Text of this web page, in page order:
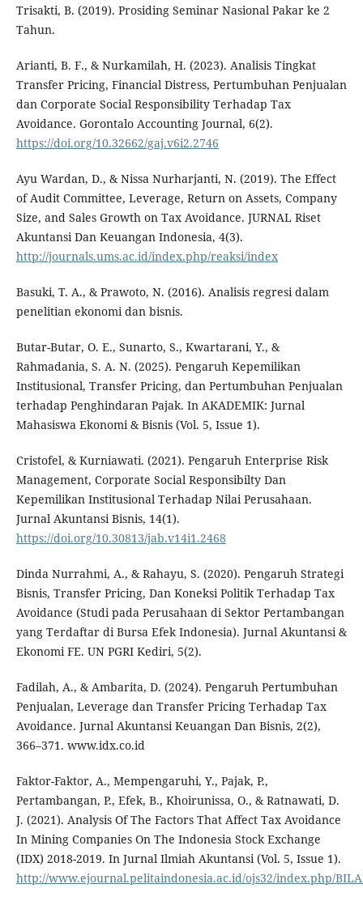
Trisakti, B. (2019). Prosiding Seminar Nasional Pakar ke 2
Tahun.
Arianti, B. F., & Nurkamilah, H. (2023). Analisis Tingkat
Transfer Pricing, Financial Distress, Pertumbuhan Penjualan
dan Corporate Social Responsibility Terhadap Tax
Avoidance. Gorontalo Accounting Journal, 6(2).
https://doi.org/10.32662/gaj.v6i2.2746
Ayu Wardan, D., & Nissa Nurharjanti, N. (2019). The Effect
of Audit Committee, Leverage, Return on Assets, Company
Size, and Sales Growth on Tax Avoidance. JURNAL Riset
Akuntansi Dan Keuangan Indonesia, 4(3).
http://journals.ums.ac.id/index.php/reaksi/index
Basuki, T. A., & Prawoto, N. (2016). Analisis regresi dalam
penelitian ekonomi dan bisnis.
Butar-Butar, O. E., Sunarto, S., Kwartarani, Y., &
Rahmadania, S. A. N. (2025). Pengaruh Kepemilikan
Institusional, Transfer Pricing, dan Pertumbuhan Penjualan
terhadap Penghindaran Pajak. In AKADEMIK: Jurnal
Mahasiswa Ekonomi & Bisnis (Vol. 5, Issue 1).
Cristofel, & Kurniawati. (2021). Pengaruh Enterprise Risk
Management, Corporate Social Responsibilty Dan
Kepemilikan Institusional Terhadap Nilai Perusahaan.
Jurnal Akuntansi Bisnis, 14(1).
https://doi.org/10.30813/jab.v14i1.2468
Dinda Nurrahmi, A., & Rahayu, S. (2020). Pengaruh Strategi
Bisnis, Transfer Pricing, Dan Koneksi Politik Terhadap Tax
Avoidance (Studi pada Perusahaan di Sektor Pertambangan
yang Terdaftar di Bursa Efek Indonesia). Jurnal Akuntansi &
Ekonomi FE. UN PGRI Kediri, 5(2).
Fadilah, A., & Ambarita, D. (2024). Pengaruh Pertumbuhan
Penjualan, Leverage dan Transfer Pricing Terhadap Tax
Avoidance. Jurnal Akuntansi Keuangan Dan Bisnis, 2(2),
366–371. www.idx.co.id
Faktor-Faktor, A., Mempengaruhi, Y., Pajak, P.,
Pertambangan, P., Efek, B., Khoirunissa, O., & Ratnawati, D.
J. (2021). Analysis Of The Factors That Affect Tax Avoidance
In Mining Companies On The Indonesia Stock Exchange
(IDX) 2018-2019. In Jurnal Ilmiah Akuntansi (Vol. 5, Issue 1).
http://www.ejournal.pelitaindonesia.ac.id/ojs32/index.php/